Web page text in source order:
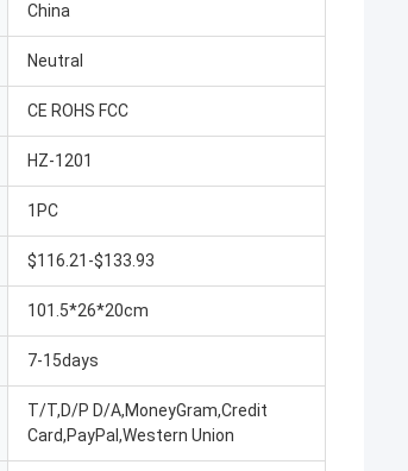
China
Neutral
CE ROHS FCC
HZ-1201
1PC
$116.21-$133.93
101.5*26*20cm
7-15days
T/T,D/P D/A,MoneyGram,Credit
Card,PayPal,Western Union